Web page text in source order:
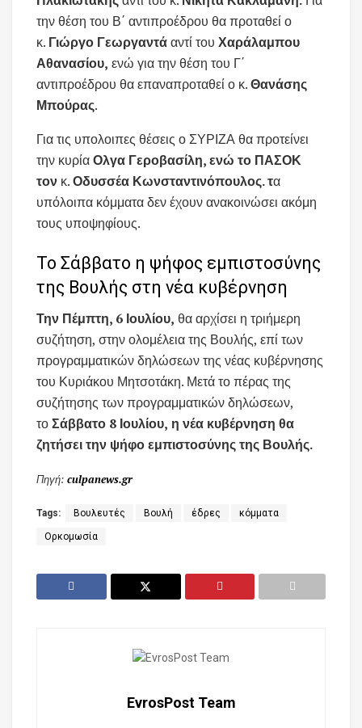
την θέση του Β΄ αντιπροέδρου θα προταθεί ο
κ. Γιώργο Γεωργαντάαντί του Χαράλαμπου
Αθανασίου, ενώ για την θέση του Γ΄
αντιπροέδρου θα επαναπροταθεί ο κ.Θανάσης
Μπούρας.
Για τις υπολοιπες θέσεις ο ΣΥΡΙΖΑ θα προτείνει
την κυρίαΟλγα Γεροβασίλη, ενώ το ΠΑΣΟΚ
τον κ.Οδυσσέα Κωνσταντινόπουλος. τα
υπόλοιπα κόμματα δεν έχουν ανακοινώσει ακόμη
τους υποψηφίους.
Το Σάββατο η ψήφος εμπιστοσύνης
της Βουλής στη νέα κυβέρνηση
Την Πέμπτη, 6 Ιουλίου, θα αρχίσει η τριήμερη
συζήτηση, στην ολομέλεια της Βουλής, επί των
προγραμματικών δηλώσεων της νέας κυβέρνησης
του Κυριάκου Μητσοτάκη. Μετά το πέρας της
συζήτησης των προγραμματικών δηλώσεων,
τοΣάββατο 8 Ιουλίου, η νέα κυβέρνηση θα
ζητήσει την ψήφο εμπιστοσύνης της Βουλής.
Πηγή: culpanews.gr
Tags: Βουλευτές Βουλή έδρες κόμματα
Ορκομωσία
EvrosPost Team